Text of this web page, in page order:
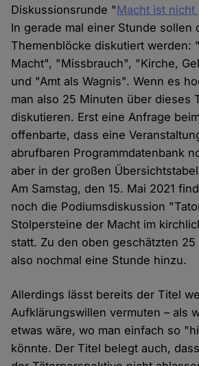
Diskussionsrunde "Macht ist nicht
In gerade mal einer Stunde sollen
Themenblöcke diskutiert werden:
Macht", "Missbrauch", "Kirche,
und "Amt als Wagnis". Wenn es
man also 25 Minuten über dieses
diskutieren. Erst eine Anfrage
offenbarte, dass eine
abrufbaren Programmdatenbank
aber in der großen
Am Samstag, den 15. Mai 2021
noch die Podiumsdiskussion
Stolpersteine der Macht im
statt. Zu den oben geschätzten
also nochmal eine Stunde hinzu.
Allerdings lässt bereits der Titel
Aufklärungswillen vermuten – als
etwas wäre, wo man einfach so
könnte. Der Titel belegt auch,